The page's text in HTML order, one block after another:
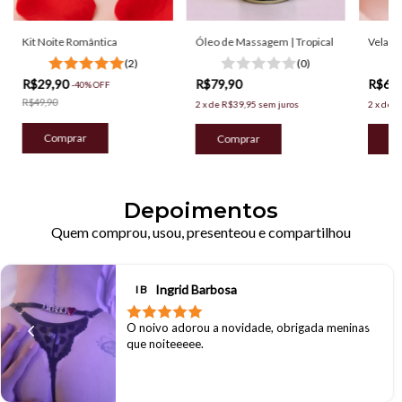
Kit Noite Romântica
(2)
R$29,90-40%OFF
R$49,90
Óleo de Massagem | Tropical
(0)
R$79,90
2 xdeR$39,95 sem juros
Vela
2 xde
Depoimentos
Quem comprou, usou, presenteou e compartilhou
I B Ingrid Barbosa
O noivo adorou a novidade, obrigada meninas
que noiteeeee.